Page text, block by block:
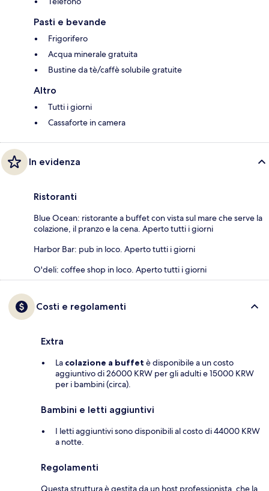
Pasti e bevande
Frigorifero
Acqua minerale gratuita
Bustine da tè/caffè solubile gratuite
Altro
Tutti i giorni
Cassaforte in camera
In evidenza
Ristoranti
Blue Ocean: ristorante a buffet con vista sul mare che serve la
colazione, il pranzo e la cena. Aperto tutti i giorni
Harbor Bar: pub in loco. Aperto tutti i giorni
O'deli: coffee shop in loco. Aperto tutti i giorni
Costi e regolamenti
Extra
La colazione a buffet è disponibile a un costo
aggiuntivo di 26000 KRW per gli adulti e 15000 KRW
per i bambini (circa).
Bambini e letti aggiuntivi
I letti aggiuntivi sono disponibili al costo di 44000 KRW
a notte.
Regolamenti
Questa struttura è gestita da un host professionista, che la